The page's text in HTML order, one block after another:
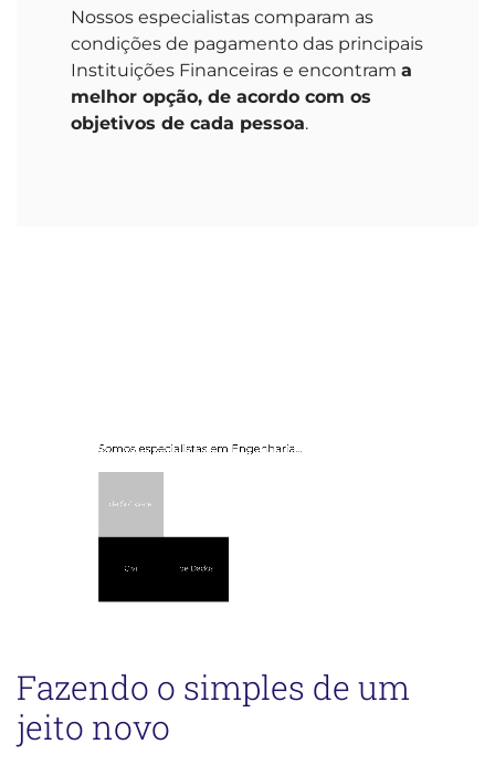
Nossos especialistas comparam as
condições de pagamento das principais
Instituições Financeiras e encontram a
melhor opção, de acordo com os
objetivos de cada pessoa.
Fazendo o simples de um
jeito novo